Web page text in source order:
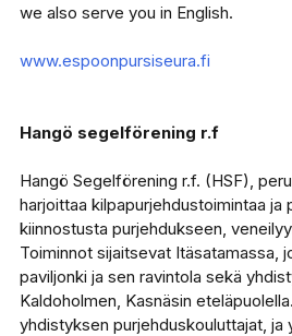
we also serve you in English.
www.espoonpursiseura.fi
Hangö segelförening r.f
Hangö Segelförening r.f. (HSF),
harjoittaa kilpapurjehdustoimintaa ja
kiinnostusta purjehdukseen,
Toiminnot sijaitsevat Itäsatamassa,
paviljonki ja sen ravintola sekä
Kaldoholmen, Kasnäsin
yhdistyksen purjehduskouluttajat,